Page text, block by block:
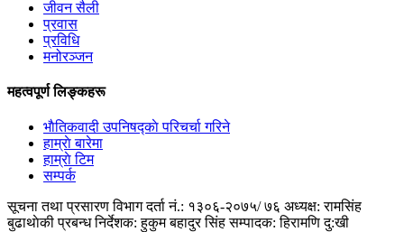
जीवन सैली
प्रवास
प्रविधि
मनोरञ्जन
महत्वपूर्ण लिङ्कहरू
भाैतिकवादी उपनिषद्काे परिचर्चा गरिने
हाम्राे बारेमा
हाम्राे टिम
सम्पर्क
सूचना तथा प्रसारण विभाग दर्ता नं.: १३०६-२०७५/ ७६ अध्यक्ष: रामसिंह
बुढाथाेकी प्रबन्ध निर्देशक: हुकुम बहादुर सिंह सम्पादक: हिरामणि दु:खी